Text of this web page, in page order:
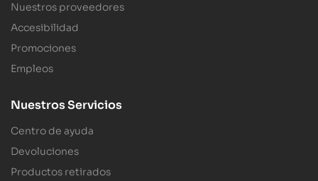
Nuestros proveedores
Accesibilidad
Promociones
Empleos
Nuestros Servicios
Centro de ayuda
Devoluciones
Productos retirados